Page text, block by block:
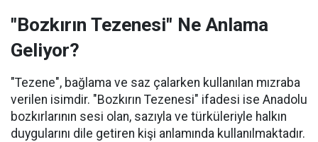
"Bozkırın Tezenesi" Ne Anlama
Geliyor?
"Tezene", bağlama ve saz çalarken kullanılan mızraba
verilen isimdir. "Bozkırın Tezenesi" ifadesi ise Anadolu
bozkırlarının sesi olan, sazıyla ve türküleriyle halkın
duygularını dile getiren kişi anlamında kullanılmaktadır.